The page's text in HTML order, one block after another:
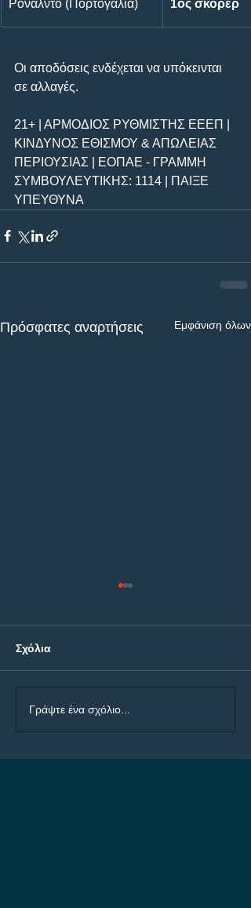
Ρονάλντο (Πορτογαλία) 1ος σκόρερ
Οι αποδόσεις ενδέχεται να υπόκεινται
σε αλλαγές.
21+ | ΑΡΜΟΔΙΟΣ ΡΥΘΜΙΣΤΗΣ ΕΕΕΠ |
ΚΙΝΔΥΝΟΣ ΕΘΙΣΜΟΥ & ΑΠΩΛΕΙΑΣ
ΠΕΡΙΟΥΣΙΑΣ | ΕΟΠΑΕ - ΓΡΑΜΜΗ
ΣΥΜΒΟΥΛΕΥΤΙΚΗΣ: 1114 | ΠΑΙΞΕ
ΥΠΕΥΘΥΝΑ
Πρόσφατες αναρτήσεις Εμφάνιση όλων
ΠΑΟΚ - Άντερλεχτ: Η
Europa League, με
Σχόλια
Γράψτε ένα σχόλιο...